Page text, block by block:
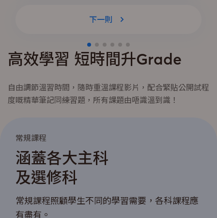
下一則
高效學習 短時間升Grade
自由調節溫習時間，隨時重溫課程影片，配合緊貼公開試程
度嘅精華筆記同練習題，所有課題由唔識溫到識！
常規課程
涵蓋各大主科
及選修科
常規課程照顧學生不同的學習需要，各科課程應
有盡有。